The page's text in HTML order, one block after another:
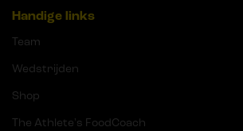
Handige links
Team
Wedstrijden
Shop
The Athlete's FoodCoach